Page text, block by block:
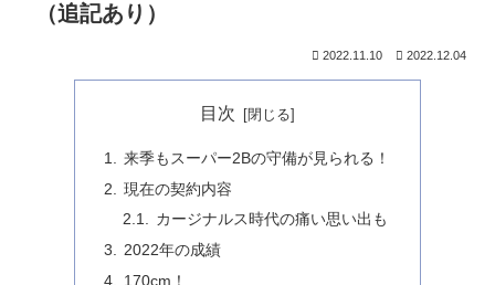
（追記あり）
2022.11.10 2022.12.04
目次
来季もスーパー2Bの守備が見られる！
現在の契約内容
カージナルス時代の痛い思い出も
2022年の成績
170cm！